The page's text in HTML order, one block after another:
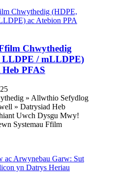
Chwythedig
LLDPE / mLLDPE)
PFAS
» Allwthio Sefydlog
» Datrysiad Heb
Uwch Dysgu Mwy!
Systemau Ffilm